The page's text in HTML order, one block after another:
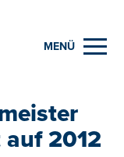
MENÜ
2012